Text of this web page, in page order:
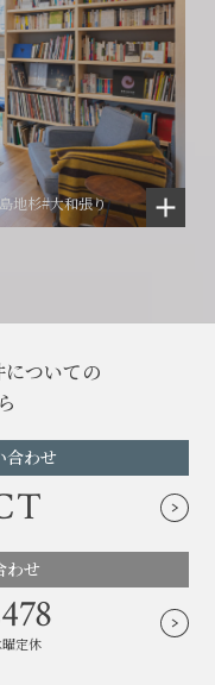
地杉#大和張り
ついての
合わせ
わせ
定休